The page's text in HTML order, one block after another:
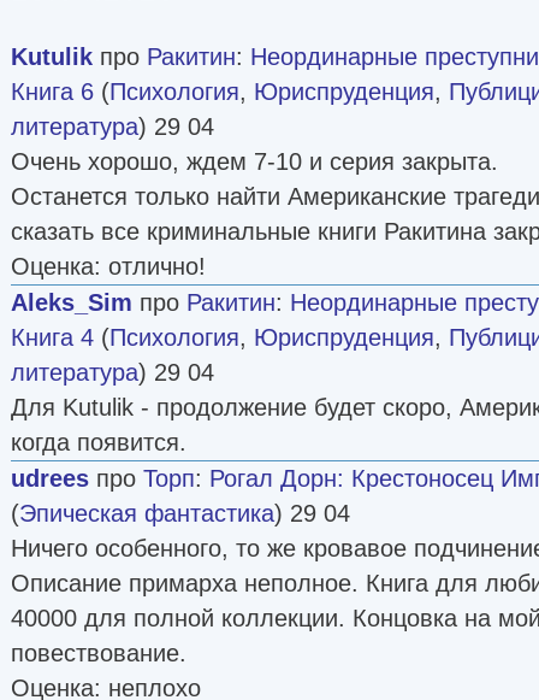
Kutulik про Ракитин: Неординарные
Книга 6 (Психология, Юриспруденция,
литература) 29 04
Очень хорошо, ждем 7-10 и серия закрыта.
Останется только найти Американские
сказать все криминальные книги Ракитина
Оценка: отлично!
Aleks_Sim про Ракитин: Неординарные
Книга 4 (Психология, Юриспруденция,
литература) 29 04
Для Kutulik - продолжение будет скоро,
когда появится.
udrees про Торп: Рогал Дорн: Крестоносец
(Эпическая фантастика) 29 04
Ничего особенного, то же кровавое
Описание примарха неполное. Книга для
40000 для полной коллекции. Концовка на
повествование.
Оценка: неплохо